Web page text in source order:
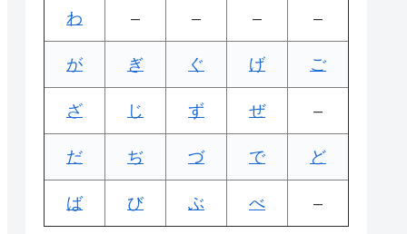
わ – – – –
が ぎ ぐ げ ご
ざ じ ず ぜ –
だ ぢ づ で ど
ば び ぶ べ –